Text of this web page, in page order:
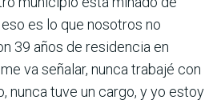
es lo que nosotros no
39 años de residencia en
va señalar, nunca trabajé con
nunca tuve un cargo, y yo estoy